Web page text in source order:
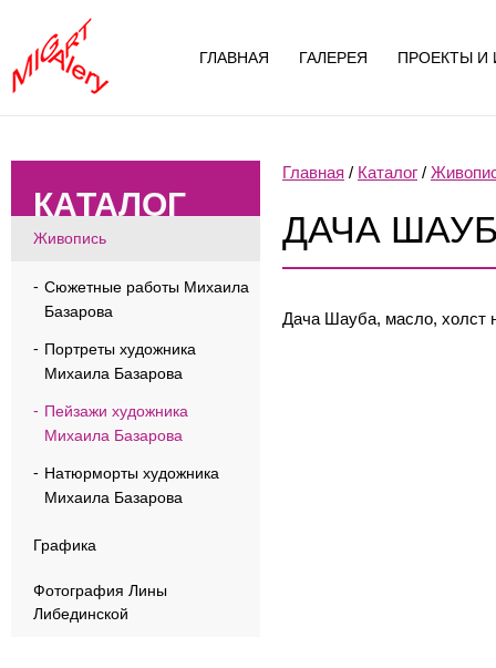
ГЛАВНАЯ ГАЛЕРЕЯ ПРОЕКТЫ И
КАТАЛОГ
Живопись
Сюжетные работы Михаила
Базарова
Портреты художника
Михаила Базарова
Пейзажи художника
Михаила Базарова
Натюрморты художника
Михаила Базарова
Графика
Фотография Лины
Либединской
Главная / Каталог /
ДАЧА
Дача Шауба, масло, холст